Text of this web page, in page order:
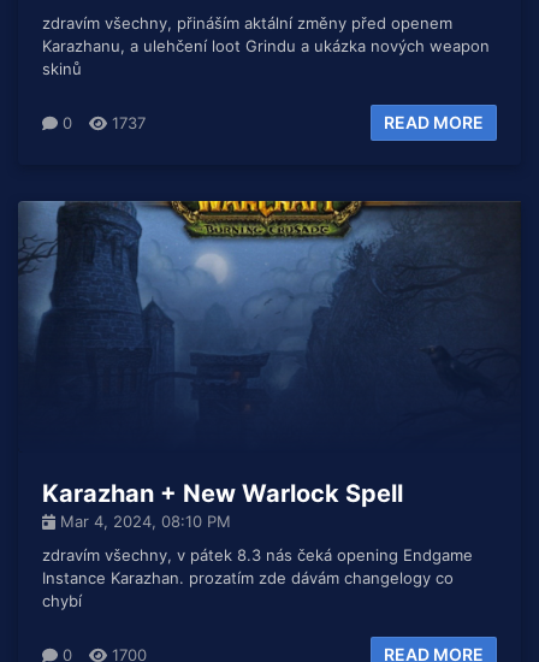
zdravím všechny, přináším aktální změny před openem
Karazhanu, a ulehčení loot Grindu a ukázka nových weapon
skinů
0 1737 READ MORE
Karazhan + New Warlock Spell
Mar 4, 2024, 08:10 PM
zdravím všechny, v pátek 8.3 nás čeká opening Endgame
Instance Karazhan. prozatím zde dávám changelogy co
chybí
0 1700 READ MORE